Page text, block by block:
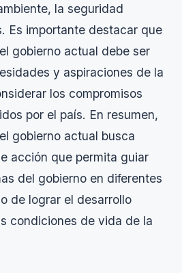
la seguridad
Es importante destacar que
gobierno actual debe ser
y aspiraciones de la
los compromisos
por el país. En resumen,
gobierno actual busca
acción que permita guiar
del gobierno en diferentes
de lograr el desarrollo
condiciones de vida de la